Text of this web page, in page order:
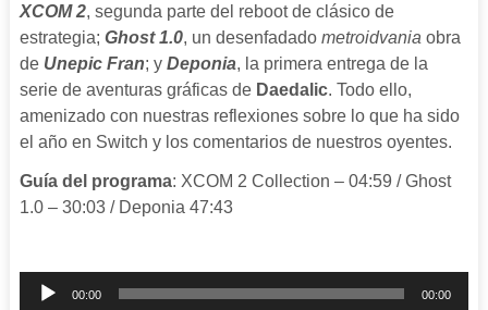
XCOM 2, segunda parte del reboot de clásico de
estrategia; Ghost 1.0, un desenfadado metroidvania obra
de Unepic Fran; y Deponia, la primera entrega de la
serie de aventuras gráficas de Daedalic. Todo ello,
amenizado con nuestras reflexiones sobre lo que ha sido
el año en Switch y los comentarios de nuestros oyentes.
Guía del programa: XCOM 2 Collection – 04:59 / Ghost
1.0 – 30:03 / Deponia 47:43
Reproductor
00:00 00:00